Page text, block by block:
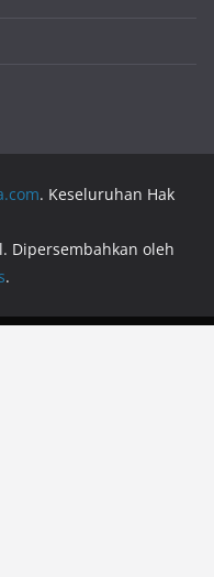
. Keseluruhan Hak
Dipersembahkan oleh
.